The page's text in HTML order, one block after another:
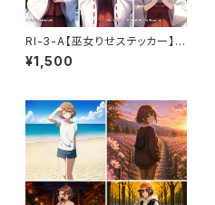
RI-3-A【巫女りせステッカー】春
巡三章セット〈新年・夜桜・初夏〉
（利用コード3ヶ月付き）
¥1,500